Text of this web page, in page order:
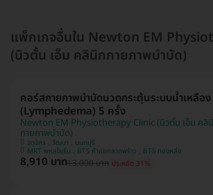
แพ็กเกจอื่นใน Newton EM
(นิวตั้น เอ็ม คลินิกกายภาพบำบัด)
คอร์สกายภาพบำบัดนวดกระตุ้นระบบน้ำเหลือง
(Lymphedema) 5 ครั้ง
Newton EM Physiotherapy Clinic (นิวตั้น เอ็ม คลิ
กายภาพบำบัด)
จตุจักร , วัฒนา , นนทบุรี
MRT พหลโยธิน , BTS ห้าแยกลาดพร้าว , BTS ทองหล่อ
8,910 บาท13,000 บาท ประหยัด 31%